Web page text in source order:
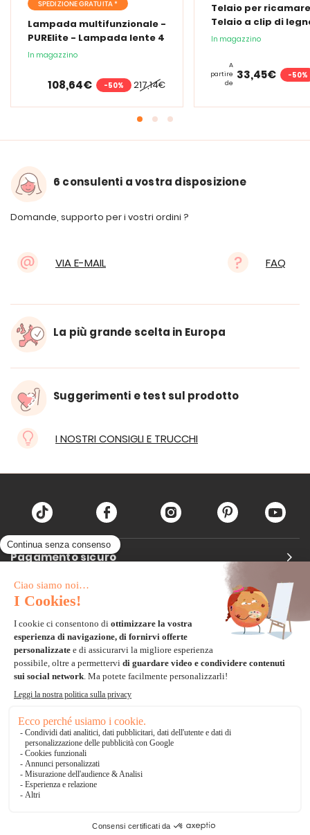
SPEDIZIONE GRATUITA *
Lampada multifunzionale -
PURElite - Lampada lente 4
in 1
In magazzino
217,14€
108,64€ -50%
Telaio per
Telaio a clip di
In magazzino
A
partire
de
33,45€ -50%
6 consulenti a vostra disposizione
Domande, supporto per i vostri ordini ?
VIA E-MAIL FAQ
La più grande scelta in Europa
Suggerimenti e test sul prodotto
I NOSTRI CONSIGLI E TRUCCHI
Pagamento sicuro
Carta di credito
Paypal
Bonifico Bancario
3 volte senza tasse
*Soluzioni di consegna
Delivengo Domicilio Internazionale